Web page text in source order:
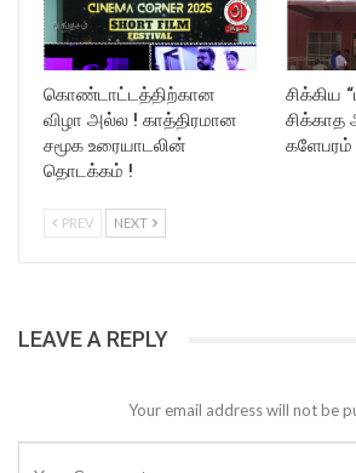
கொண்டாட்டத்திற்கான
விழா அல்ல ! காத்திரமான
சமூக உரையாடலின்
தொடக்கம் !
சிக்கிய
சிக்காத
களேபரம்
PREV NEXT
LEAVE A REPLY
Your email address will not be